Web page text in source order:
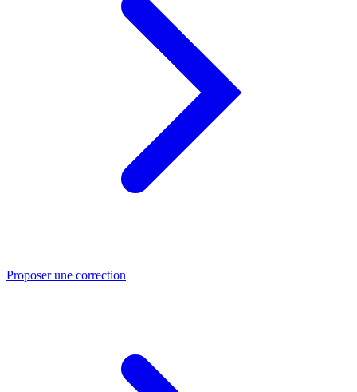
Proposer une correction